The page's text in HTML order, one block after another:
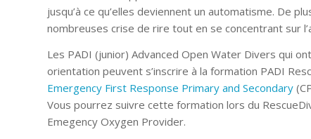
jusqu’à ce qu’elles deviennent un automatisme. De
nombreuses crise de rire tout en se concentrant sur
Les PADI (junior) Advanced Open Water Divers qui
orientation peuvent s’inscrire à la formation PADI
Emergency First Response Primary and Secondary
Vous pourrez suivre cette formation lors du
Emegency Oxygen Provider.